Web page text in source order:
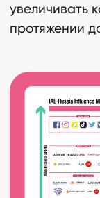
увеличивать
протяжении